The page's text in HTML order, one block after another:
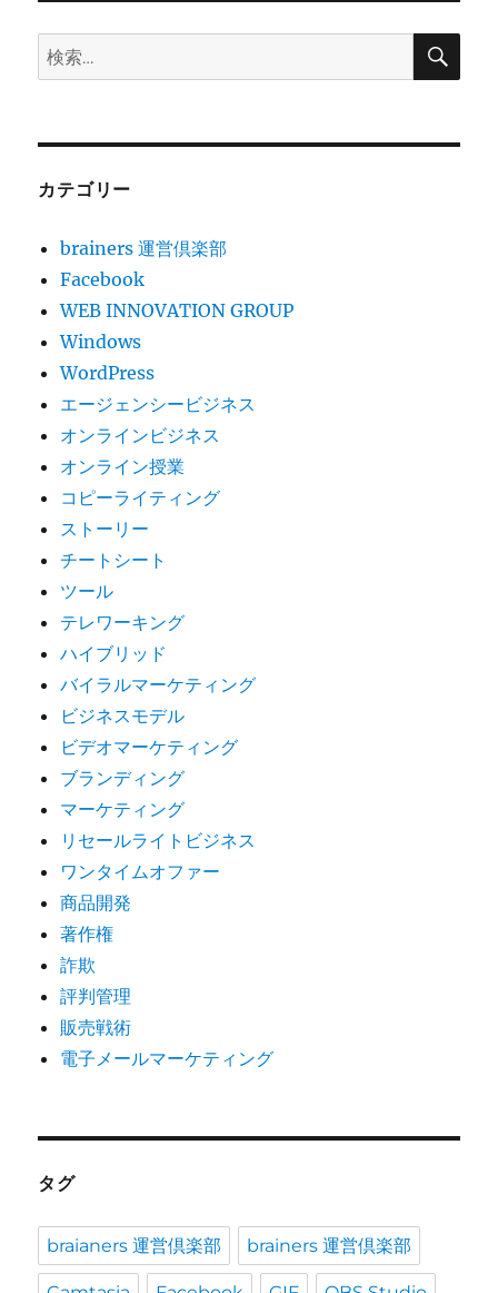
ン
検
索:
検
カテゴリー
brainers 運営倶楽部
Facebook
WEB INNOVATION GROUP
Windows
WordPress
エージェンシービジネス
オンラインビジネス
オンライン授業
コピーライティング
ストーリー
チートシート
ツール
テレワーキング
ハイブリッド
バイラルマーケティング
ビジネスモデル
ビデオマーケティング
ブランディング
マーケティング
リセールライトビジネス
ワンタイムオファー
商品開発
著作権
詐欺
評判管理
販売戦術
電子メールマーケティング
タグ
braianers 運営倶楽部 brainers 運営倶楽部